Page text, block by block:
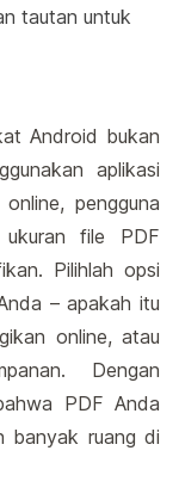
tautan untuk
Android bukan
aplikasi
pengguna
ukuran file PDF
Pilihlah opsi
– apakah itu
online, atau
Dengan
PDF Anda
banyak ruang di